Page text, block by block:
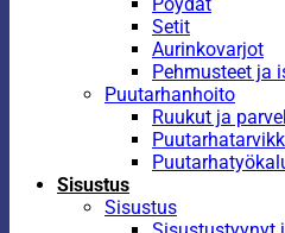
Setit
Aurinkovarjot
Pehmusteet ja
Puutarhanhoito
Ruukut ja
Sisustus
Sisustus